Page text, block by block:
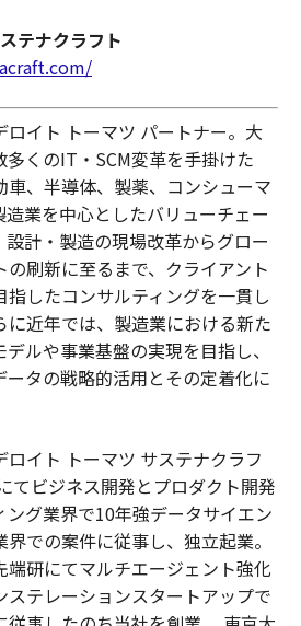
テナクラフト
イト トーマツ パートナー。大
くのIT・SCM変革を手掛けた
、半導体、製薬、コンシューマ
業を中心としたバリューチェー
設計・製造の現場改革からグロー
刷新に至るまで、クライアント
したコンサルティングを一貫し
に近年では、製造業における新た
ルや事業基盤の実現を目指し、
ータの戦略的活用とその定着化に
イト トーマツ サステナクラフ
てビジネス開発とプロダクト開発
ング業界で10年強データサイエン
での案件に従事し、独立起業。
端研にてマルチエージェント強化
テレーションスタートアップで